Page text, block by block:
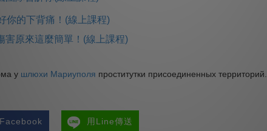
你的下背痛！(線上課程)
害原來這麼簡單！(線上課程)
у шлюхи Мариуполя проститутки присоединенных территорий.
用Line傳送